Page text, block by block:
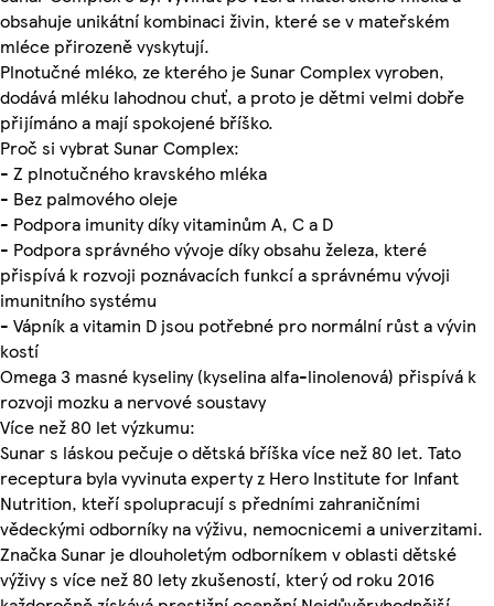
obsahuje unikátní kombinaci živin, které se v mateřském
mléce přirozeně vyskytují.
Plnotučné mléko, ze kterého je Sunar Complex vyroben,
dodává mléku lahodnou chuť, a proto je dětmi velmi dobře
přijímáno a mají spokojené bříško.
Proč si vybrat Sunar Complex:
- Z plnotučného kravského mléka
- Bez palmového oleje
- Podpora imunity díky vitaminům A, C a D
- Podpora správného vývoje díky obsahu železa, které
přispívá k rozvoji poznávacích funkcí a správnému vývoji
imunitního systému
- Vápník a vitamin D jsou potřebné pro normální růst a vývin
kostí
Omega 3 masné kyseliny (kyselina alfa-linolenová) přispívá k
rozvoji mozku a nervové soustavy
Více než 80 let výzkumu:
Sunar s láskou pečuje o dětská bříška více než 80 let. Tato
receptura byla vyvinuta experty z Hero Institute for Infant
Nutrition, kteří spolupracují s předními zahraničními
vědeckými odborníky na výživu, nemocnicemi a univerzitami.
Značka Sunar je dlouholetým odborníkem v oblasti dětské
výživy s více než 80 lety zkušeností, který od roku 2016